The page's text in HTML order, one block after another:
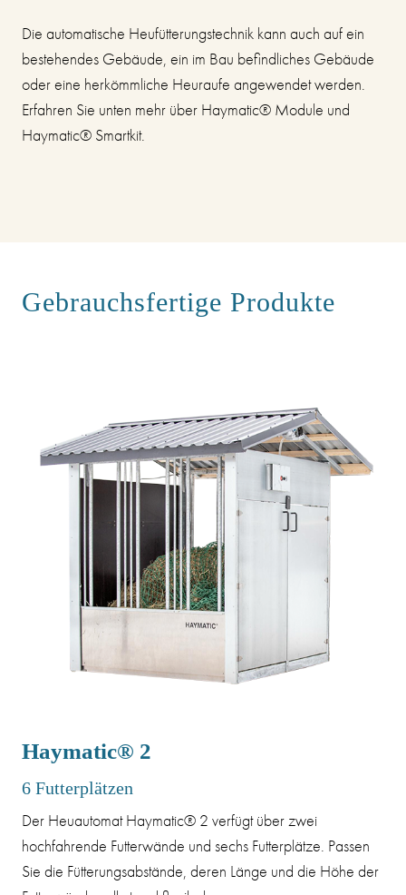
Die automatische Heufütterungstechnik kann auch auf ein
bestehendes Gebäude, ein im Bau befindliches Gebäude
oder eine herkömmliche Heuraufe angewendet werden.
Erfahren Sie unten mehr über Haymatic® Module und
Haymatic® Smartkit.
Gebrauchsfertige Produkte
Haymatic® 2
6 Futterplätzen
Der Heuautomat Haymatic® 2 verfügt über zwei
hochfahrende Futterwände und sechs Futterplätze. Passen
Sie die Fütterungsabstände, deren Länge und die Höhe der